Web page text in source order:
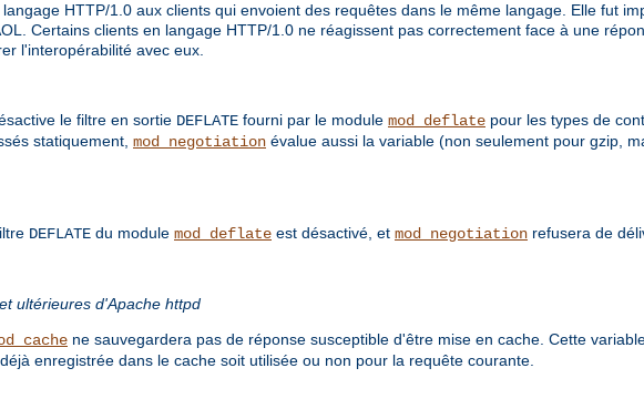
HTTP/1.0 aux clients qui envoient des requêtes dans le même langage. Elle fut
Certains clients en langage HTTP/1.0 ne réagissent pas correctement face à une
l'interopérabilité avec eux.
le filtre en sortie DEFLATE fourni par le module mod_deflate pour les types de
statiquement, mod_negotiation évalue aussi la variable (non seulement pour gzip,
DEFLATE du module mod_deflate est désactivé, et mod_negotiation refusera de
ultérieures d'Apache httpd
ne sauvegardera pas de réponse susceptible d'être mise en cache. Cette
enregistrée dans le cache soit utilisée ou non pour la requête courante.